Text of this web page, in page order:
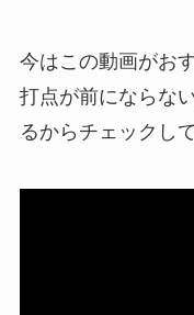
今はこの動画がお
打点が前にならな
るからチェックし